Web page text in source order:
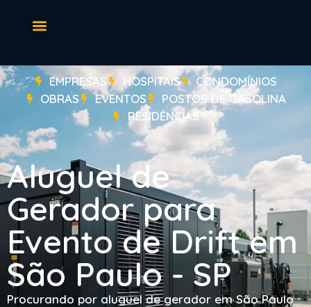
EMPRESAS HOSPITAIS
CONDOMÍNIOS
OBRAS
EVENTOS
POSTOS DE GASOLINA
RESIDÊNCIAS
Aluguel de
Gerador para
Evento de Drift em
São Paulo - SP
Procurando por aluguel de gerador em São Paulo